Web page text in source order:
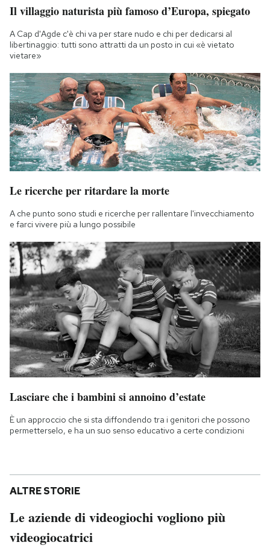
Il villaggio naturista più famoso d’Europa, spiegato
A Cap d'Agde c'è chi va per stare nudo e chi per dedicarsi al
libertinaggio: tutti sono attratti da un posto in cui «è vietato
vietare»
Le ricerche per ritardare la morte
A che punto sono studi e ricerche per rallentare l'invecchiamento
e farci vivere più a lungo possibile
Lasciare che i bambini si annoino d’estate
È un approccio che si sta diffondendo tra i genitori che possono
permetterselo, e ha un suo senso educativo a certe condizioni
ALTRE STORIE
Le aziende di videogiochi vogliono più
videogiocatrici